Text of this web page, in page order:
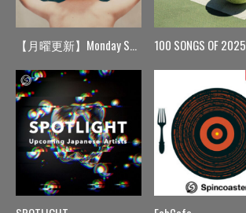
【月曜更新】Monday Spin 100 SONGS OF 2025